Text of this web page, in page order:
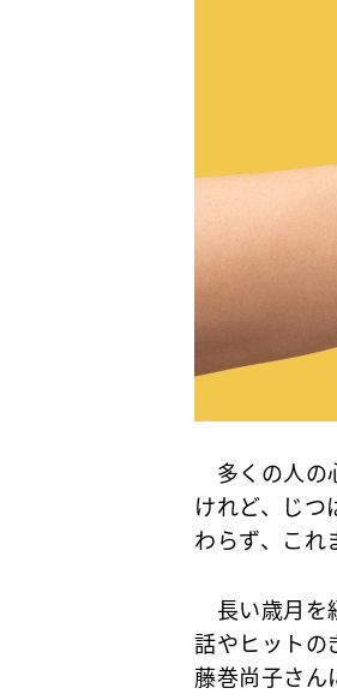
多くの人の
けれど、じ
わらず、これ
長い歳月を
話やヒットの
藤巻尚子さん